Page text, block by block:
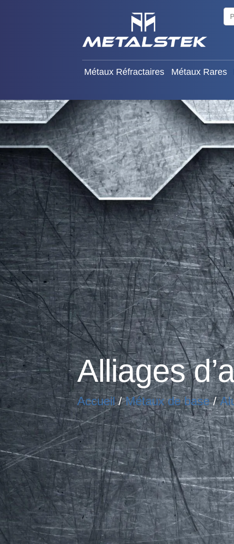
Métaux Réfractaires Métaux Rares
Métaux Réfractaires
Alliages
Accueil/Métaux de base/